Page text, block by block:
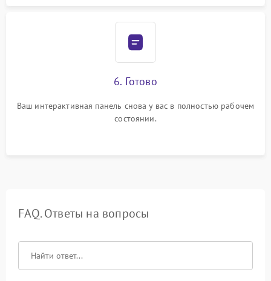
6. Готово
Ваш интерактивная панель снова у вас в полностью рабочем
состоянии.
FAQ. Ответы на вопросы